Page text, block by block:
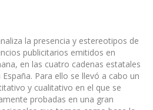
la presencia y estereotipos de
publicitarios emitidos en
en las cuatro cadenas estatales
Para ello se llevó a cabo un
y cualitativo en el que se
probadas en una gran